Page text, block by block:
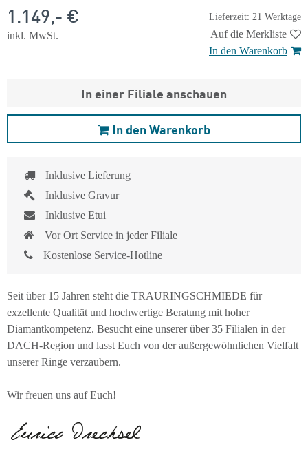
Lieferzeit: 21 Werktage
1.149,- €
inkl. MwSt.
Auf die Merkliste
In den Warenkorb
In einer Filiale anschauen
In den Warenkorb
Inklusive Lieferung
Inklusive Gravur
Inklusive Etui
Vor Ort Service in jeder Filiale
Kostenlose Service-Hotline
Seit über 15 Jahren steht die TRAURINGSCHMIEDE für
exzellente Qualität und hochwertige Beratung mit hoher
Diamantkompetenz. Besucht eine unserer über 35 Filialen in der
DACH-Region und lasst Euch von der außergewöhnlichen Vielfalt
unserer Ringe verzaubern.
Wir freuen uns auf Euch!